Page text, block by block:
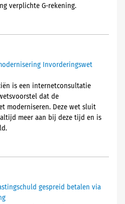
verplichte G-rekening.
Invorderingswet
is een internetconsultatie
dat de
moderniseren. Deze wet sluit
meer aan bij deze tijd en is
gespreid betalen via